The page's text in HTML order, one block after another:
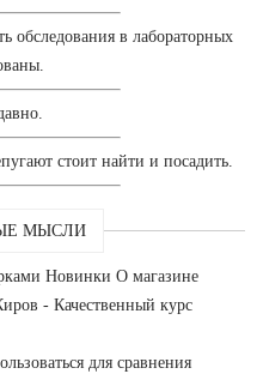
обследования в лабораторных
стоит найти и посадить.
МЫСЛИ
Новинки О магазине
- Качественный курс
для сравнения